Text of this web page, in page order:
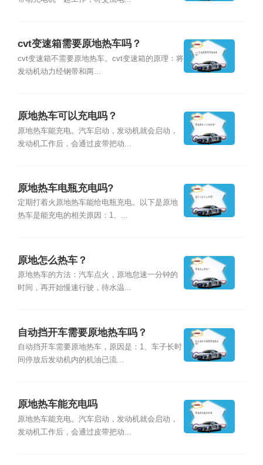
cvt变速箱需要原地热车吗？
cvt变速箱不需要原地热车。cvt变速箱的原理：将
发动机动力经钢带和两...
原地热车可以充电吗？
原地热车能充电。汽车启动，发动机就会启动，
发动机工作后，会通过皮带把动...
原地热车电瓶充电吗?
定期打着火原地热车能给电瓶充电。以下是原地
热车是能充电的相关原因：1、...
原地怎么热车？
原地热车的方法：汽车点火，原地怠速一分钟的
时间，再开始慢速行驶，待水温...
自动挡开车需要原地热车吗？
自动挡开车需要原地热车，原因是：1、车子长时
间停放后发动机内的机油已流...
原地热车能充电吗
原地热车能充电。汽车启动，发动机就会启动，
发动机工作后，会通过皮带把动...